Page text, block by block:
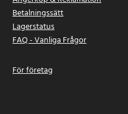
Betalningssätt
Lagerstatus
FAQ - Vanliga Frågor
För företag